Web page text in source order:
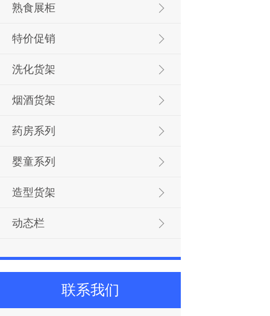
熟食展柜
特价促销
洗化货架
烟酒货架
药房系列
婴童系列
造型货架
动态栏
联系我们